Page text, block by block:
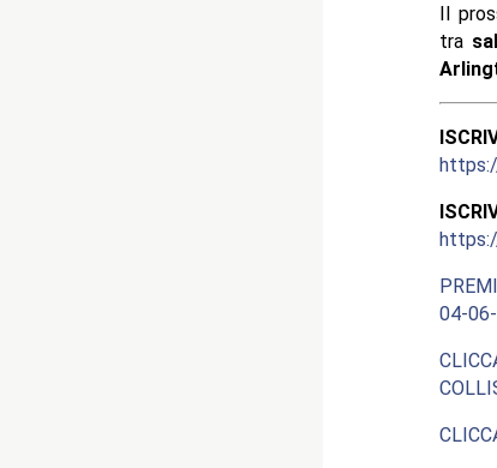
Il
tra
04-